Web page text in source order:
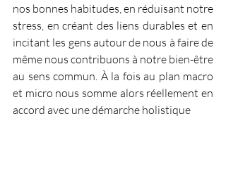
nos bonnes habitudes, en réduisant notre
stress, en créant des liens durables et en
incitant les gens autour de nous à faire de
même nous contribuons à notre bien-être
au sens commun. À la fois au plan macro
et micro nous somme alors réellement en
accord avec une démarche holistique